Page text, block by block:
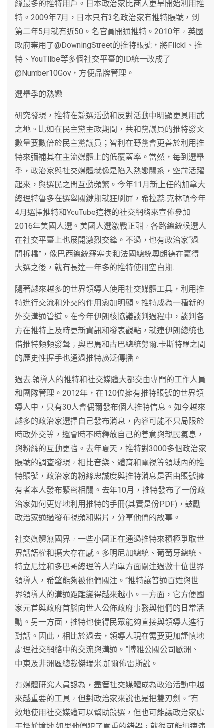
絲最多的推特用戶。日本政治家比商人更旱開始利用推
特。2009年7月，日本只有3名政治家有推特賬號，到
第二年5月就有近50。名官員開通推特。2010年，英國
政府棄用了@DowningStreet的推特賬號，將FlickI、推
特、YouTllbe等多個社交平臺的ID統一改成了
@Number10Gov，方便品牌管理。
選舉季的熱戀
研究發現，推特在競選活動和反對活動中明顯更具用武
之地。比如在民主黨主政期間，共和黨議員的推特發文
數量要數倍於民主黨議員；智利在野黨會更善於利用推
特來彌補其在主流媒體上的低覆蓋率。當然，每到選舉
季，政治家與社交媒體就像是陷入熱戀關系，空前活躍
起來，與選民之間互動頻繁。今年11月新上任的加拿大
總理特魯多在選舉關鍵期就狂刷屏，希拉蕊.克林頓今年
4月選擇推特和YouTube這樣的社交網絡來宣佈參加
2016年美國人選。美國人選激戰正酣，各路總統候選人
在社交平臺上也展開激烈交鋒。不過，也有政治家“過
問拆橋”，像巴西總統羅塞夫和法國總統奧朗德在贏得
大選之後，就有長達一年多的推特使用空白期.
隨著越來越多的世界領導人使用社交媒體工具，利用推
特進行交流和外交的作用愈加明顯。推特成為一種新的
外交溝通管道。在今年伊朗核協議談判過程中，談判各
方在推特上及時更新資訊和發表觀點，就連伊朗總統也
借推特頻頻發聲；奧巴馬和古巴總統勞爾.卡斯特羅之間
的歷史性握手也通過推特廣泛傳播。
過去.領導人的推特和社交媒體大都交由專門的工作人員
和團隊管理。2012年，在120位擁有推特賬號的世界領
導人中，只有30人會偶爾發布個人推特信息。如今越來
越多的政治家選擇自己發布消息，內容可能不只局限於
時政外交等，還會時不時釋放自己的善意與親民氣息，
與粉絲的互動更強。去年夏天，推特對3000多個政治家
賬號的調查發現，相比音樂、體育和電視等領域內的推
特賬號，政治家的粉絲忠誠度與推特消息是否由賬號擁
有者本人發布緊密相關。去年10月，推特發布了一份政
治家如何更好地利用推特的手冊(其實是份PDF)，鼓勵
政治家通過發布視頻和照片，分享他們的故事。
社交媒體無國界，一些小國正在通過推特來積極爭取世
界話語權和擴大存在感。多明尼加總統、葡萄牙總統、
特立尼達和多巴哥總理等人均單方面關注過數十位世界
領導人，希望能夠被他們關注。“推特讓普通百姓與世
界領導人的溝通距離變得越來越小。一方面，它方便國
家元首與政府首腦向世人公佈政府事務與他們的日常活
動。另一方面，推特也使得民眾能夠直接與領導人進行
對話。因此，相比於過去，領導人現在需要更加謹慎地
處理社交網絡中的交流與溝通。”博雅公關公司歐洲、
中東及非洲區總裁傑瑞米.加爾佈雷斯說。
有媒體研究人員認為，盡管社交媒體成為政治活動中越
來越重要的工具，但對政治家來說也是把雙刃劍。“有
效地使用社交媒體可以幫助競選，但也可能讓政治家處